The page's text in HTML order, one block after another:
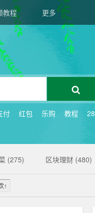
教程 更多
付 红包 乐购 教程 28
(275) 区块理财 (480)
↑